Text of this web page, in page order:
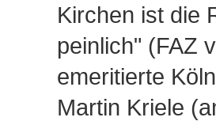
Kirchen ist die
peinlich" (FAZ
emeritierte
Martin Kriele